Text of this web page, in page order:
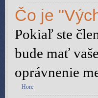
Čo je
Pokiaľ ste
bude mať
oprávnenie
Hore